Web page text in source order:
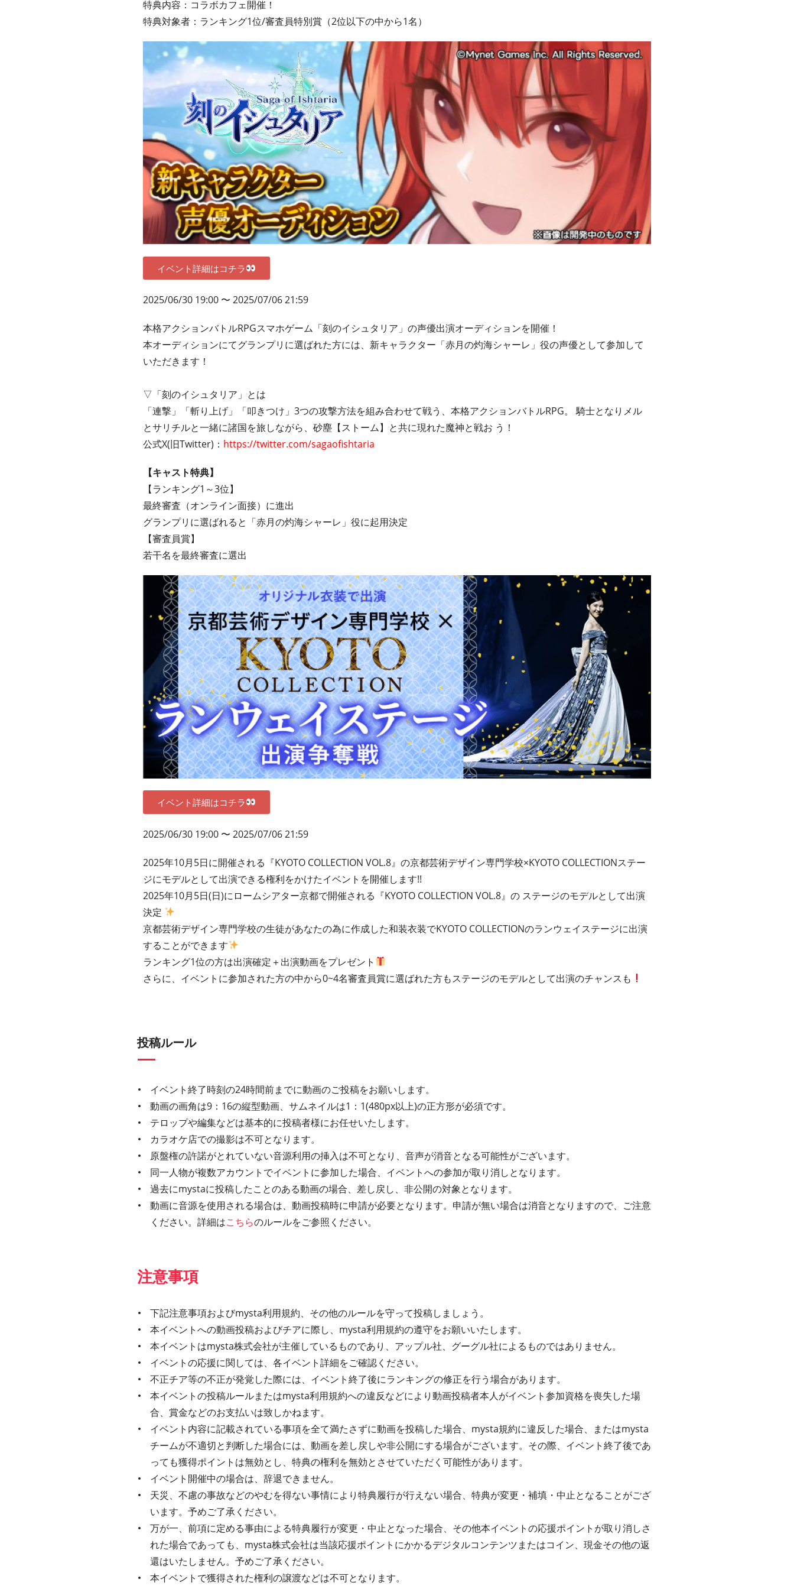
特典内容：コラボカフェ開催！
特典対象者：ランキング1位/審査員特別賞（2位以下の中から1名）
イベント詳細はコチラ
2025/06/30 19:00 〜 2025/07/06 21:59
本格アクションバトルRPGスマホゲーム「刻のイシュタリア」の声優出演オーディションを開催！
本オーディションにてグランプリに選ばれた方には、新キャラクター「赤月の灼海シャーレ」役の声優として参加して
いただきます！
▽「刻のイシュタリア」とは
「連撃」「斬り上げ」「叩きつけ」3つの攻撃方法を組み合わせて戦う、本格アクションバトルRPG。 騎士となりメル
とサリチルと一緒に諸国を旅しながら、砂塵【ストーム】と共に現れた魔神と戦お う！
公式X(旧Twitter)： https://twitter.com/sagaofishtaria
【キャスト特典】
【ランキング1～3位】
最終審査（オンライン面接）に進出
グランプリに選ばれると「赤月の灼海シャーレ」役に起用決定
【審査員賞】
若干名を最終審査に選出
イベント詳細はコチラ
2025/06/30 19:00 〜 2025/07/06 21:59
2025年10月5日に開催される『KYOTO COLLECTION VOL.8』の京都芸術デザイン専門学校×KYOTO COLLECTIONステー
ジにモデルとして出演できる権利をかけたイベントを開催します!!
2025年10月5日(日)にロームシアター京都で開催される『KYOTO COLLECTION VOL.8』の ステージのモデルとして出演
決定
京都芸術デザイン専門学校の生徒があなたの為に作成した和装衣装でKYOTO COLLECTIONのランウェイステージに出演
することができます
ランキング1位の方は出演確定＋出演動画をプレゼント
さらに、イベントに参加された方の中から0~4名審査員賞に選ばれた方もステージのモデルとして出演のチャンスも
投稿ルール
イベント終了時刻の24時間前までに動画のご投稿をお願いします。
動画の画角は9：16の縦型動画、サムネイルは1：1(480px以上)の正方形が必須です。
テロップや編集などは基本的に投稿者様にお任せいたします。
カラオケ店での撮影は不可となります。
原盤権の許諾がとれていない音源利用の挿入は不可となり、音声が消音となる可能性がございます。
同一人物が複数アカウントでイベントに参加した場合、イベントへの参加が取り消しとなります。
過去にmystaに投稿したことのある動画の場合、差し戻し、非公開の対象となります。
動画に音源を使用される場合は、動画投稿時に申請が必要となります。申請が無い場合は消音となりますので、ご注意
ください。詳細はこちらのルールをご参照ください。
注意事項
下記注意事項およびmysta利用規約、その他のルールを守って投稿しましょう。
本イベントへの動画投稿およびチアに際し、mysta利用規約の遵守をお願いいたします。
本イベントはmysta株式会社が主催しているものであり、アップル社、グーグル社によるものではありません。
イベントの応援に関しては、各イベント詳細をご確認ください。
不正チア等の不正が発覚した際には、イベント終了後にランキングの修正を行う場合があります。
本イベントの投稿ルールまたはmysta利用規約への違反などにより動画投稿者本人がイベント参加資格を喪失した場
合、賞金などのお支払いは致しかねます。
イベント内容に記載されている事項を全て満たさずに動画を投稿した場合、mysta規約に違反した場合、またはmysta
チームが不適切と判断した場合には、動画を差し戻しや非公開にする場合がございます。その際、イベント終了後であ
っても獲得ポイントは無効とし、特典の権利を無効とさせていただく可能性があります。
イベント開催中の場合は、辞退できません。
天災、不慮の事故などのやむを得ない事情により特典履行が行えない場合、特典が変更・補填・中止となることがござ
います。予めご了承ください。
万が一、前項に定める事由による特典履行が変更・中止となった場合、その他本イベントの応援ポイントが取り消しさ
れた場合であっても、mysta株式会社は当該応援ポイントにかかるデジタルコンテンツまたはコイン、現金その他の返
還はいたしません。予めご了承ください。
本イベントで獲得された権利の譲渡などは不可となります。